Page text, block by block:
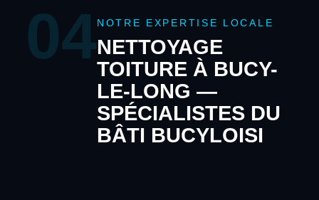
04NOTRE EXPERTISE LOCALE
NETTOYAGE
TOITURE À BUCY-
LE-LONG —
SPÉCIALISTES DU
BÂTI BUCYLOISI